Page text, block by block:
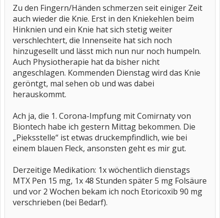
Zu den Fingern/Händen schmerzen seit einiger Zeit
auch wieder die Knie. Erst in den Kniekehlen beim
Hinknien und ein Knie hat sich stetig weiter
verschlechtert, die Innenseite hat sich noch
hinzugesellt und lässt mich nun nur noch humpeln.
Auch Physiotherapie hat da bisher nicht
angeschlagen. Kommenden Dienstag wird das Knie
geröntgt, mal sehen ob und was dabei
herauskommt.
Ach ja, die 1. Corona-Impfung mit Comirnaty von
Biontech habe ich gestern Mittag bekommen. Die
„Pieksstelle“ ist etwas druckempfindlich, wie bei
einem blauen Fleck, ansonsten geht es mir gut.
Derzeitige Medikation: 1x wöchentlich dienstags
MTX Pen 15 mg, 1x 48 Stunden später 5 mg Folsäure
und vor 2 Wochen bekam ich noch Etoricoxib 90 mg
verschrieben (bei Bedarf).